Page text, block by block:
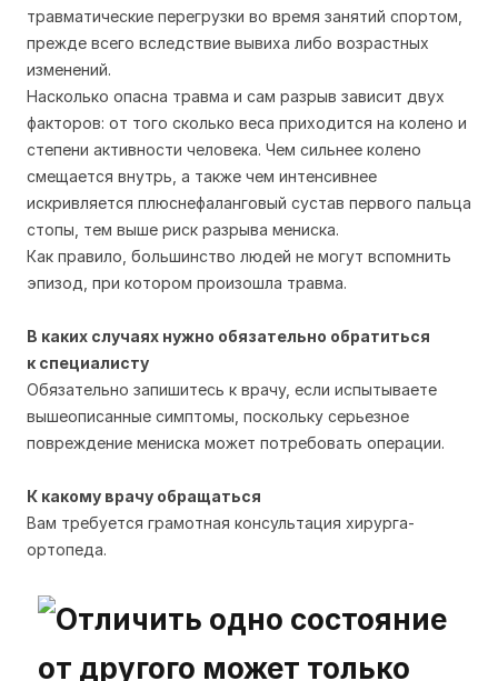
травматические перегрузки во время занятий спортом,
прежде всего вследствие вывиха либо возрастных
изменений.
Насколько опасна травма и сам разрыв зависит двух
факторов: от того сколько веса приходится на колено и
степени активности человека. Чем сильнее колено
смещается внутрь, а также чем интенсивнее
искривляется плюснефаланговый сустав первого пальца
стопы, тем выше риск разрыва мениска.
Как правило, большинство людей не могут вспомнить
эпизод, при котором произошла травма.
В каких случаях нужно обязательно обратиться
к специалисту
Обязательно запишитесь к врачу, если испытываете
вышеописанные симптомы, поскольку серьезное
повреждение мениска может потребовать операции.
К какому врачу обращаться
Вам требуется грамотная консультация хирурга-
ортопеда.